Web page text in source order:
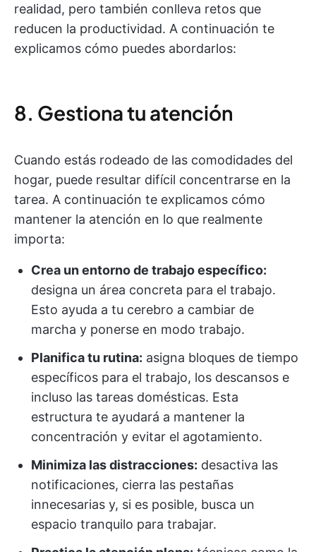
realidad, pero también conlleva retos que
reducen la productividad. A continuación te
explicamos cómo puedes abordarlos:
8. Gestiona tu atención
Cuando estás rodeado de las comodidades del
hogar, puede resultar difícil concentrarse en la
tarea. A continuación te explicamos cómo
mantener la atención en lo que realmente
importa:
Crea un entorno de trabajo específico:
designa un área concreta para el trabajo.
Esto ayuda a tu cerebro a cambiar de
marcha y ponerse en modo trabajo.
Planifica tu rutina: asigna bloques de tiempo
específicos para el trabajo, los descansos e
incluso las tareas domésticas. Esta
estructura te ayudará a mantener la
concentración y evitar el agotamiento.
Minimiza las distracciones: desactiva las
notificaciones, cierra las pestañas
innecesarias y, si es posible, busca un
espacio tranquilo para trabajar.